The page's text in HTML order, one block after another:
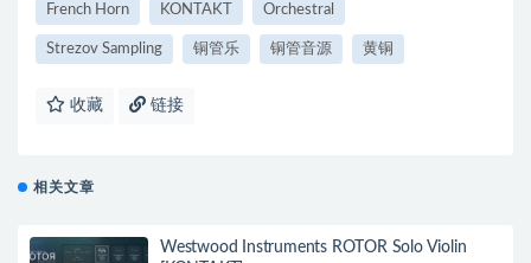
French Horn KONTAKT Orchestral
Strezov Sampling 铜管乐 铜管音源 黄铜
收藏 链接
相关文章
Westwood Instruments ROTOR Solo Violin